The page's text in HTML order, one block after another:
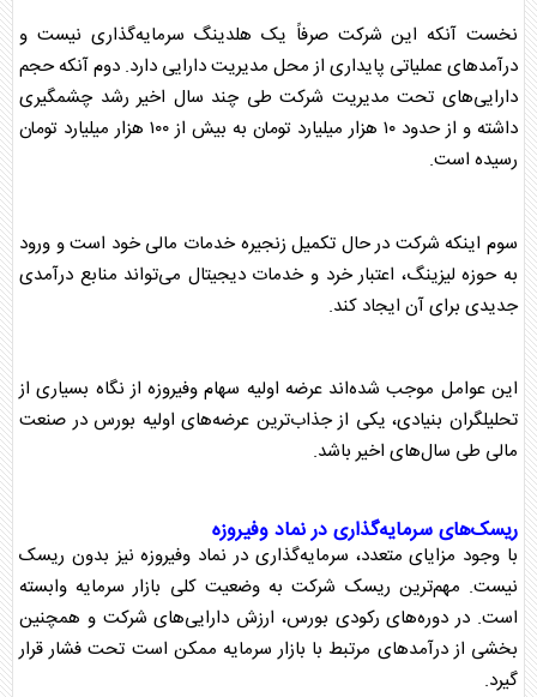
نخست آنکه این شرکت صرفاً یک هلدینگ سرمایه‌گذاری نیست و
درآمدهای عملیاتی پایداری از محل مدیریت دارایی دارد. دوم آنکه حجم
دارایی‌های تحت مدیریت شرکت طی چند سال اخیر رشد چشمگیری
داشته و از حدود ۱۰ هزار میلیارد تومان به بیش از ۱۰۰ هزار میلیارد تومان
رسیده است.
سوم اینکه شرکت در حال تکمیل زنجیره خدمات مالی خود است و ورود
به حوزه لیزینگ، اعتبار خرد و خدمات دیجیتال می‌تواند منابع درآمدی
جدیدی برای آن ایجاد کند.
این عوامل موجب شده‌اندعرضه اولیه سهاموفیروزه از نگاه بسیاری از
تحلیلگران بنیادی، یکی از جذاب‌ترین عرضه‌های اولیه بورس در صنعت
مالی طی سال‌های اخیر باشد.
ریسک‌های سرمایه‌گذاری درنماد وفیروزه
با وجود مزایای متعدد، سرمایه‌گذاری در نماد وفیروزهنیز بدون ریسک
نیست. مهم‌ترین ریسک شرکت به وضعیت کلی بازار سرمایه وابسته
است. در دوره‌های رکودی بورس، ارزش دارایی‌های شرکت و همچنین
بخشی از درآمدهای مرتبط با بازار سرمایه ممکن است تحت فشار قرار
گیرد.